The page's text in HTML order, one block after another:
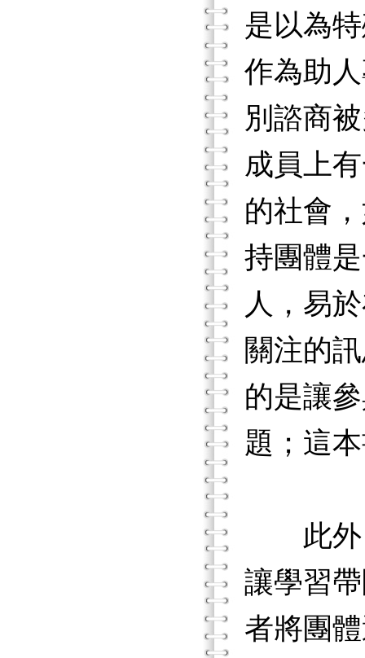
是以為
作為助
別諮商
成員上
的社會
持團體
人，易
關注的
的是讓
題；這
此外，
讓學習
者將團